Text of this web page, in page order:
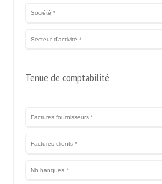
Tenue de comptabilité